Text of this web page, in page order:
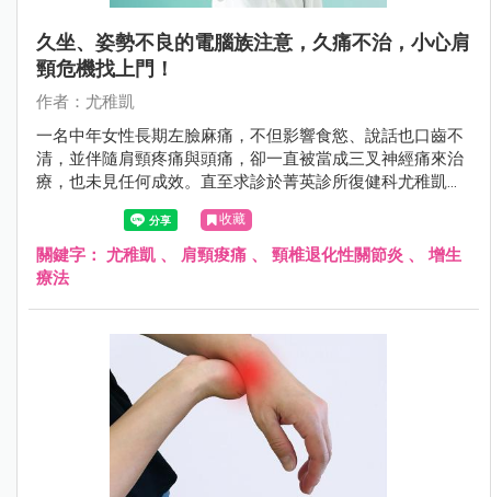
久坐、姿勢不良的電腦族注意，久痛不治，小心肩
頸危機找上門！
作者：尤稚凱
一名中年女性長期左臉麻痛，不但影響食慾、說話也口齒不
清，並伴隨肩頸疼痛與頭痛，卻一直被當成三叉神經痛來治
療，也未見任何成效。直至求診於菁英診所復健科尤稚凱醫
師，才被確診為頸椎退化性關節炎，且因椎間盤突出壓迫到
耳大神經的源頭，於是產生左臉麻痛。為了同時解除神經壓
迫並改善退化性關節炎，尤醫師選擇施予增生療法，兩次治
療後惱人的症狀終於消失。
收藏
關鍵字： 尤稚凱 、 肩頸痠痛 、 頸椎退化性關節炎 、 增生
療法